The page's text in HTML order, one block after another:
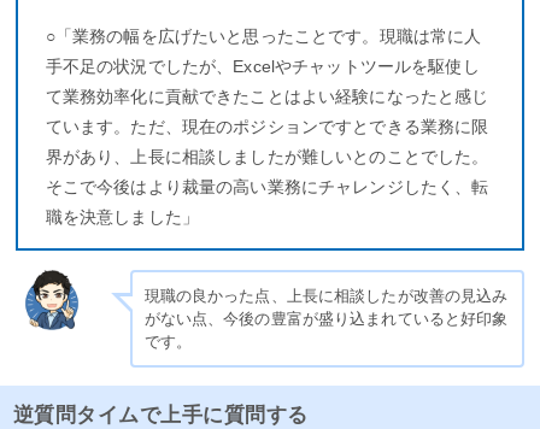
○「業務の幅を広げたいと思ったことです。現職は常に人
手不足の状況でしたが、Excelやチャットツールを駆使し
て業務効率化に貢献できたことはよい経験になったと感じ
ています。ただ、現在のポジションですとできる業務に限
界があり、上長に相談しましたが難しいとのことでした。
そこで今後はより裁量の高い業務にチャレンジしたく、転
職を決意しました」
現職の良かった点、上長に相談したが改善の見込み
がない点、今後の豊富が盛り込まれていると好印象
です。
逆質問タイムで上手に質問する